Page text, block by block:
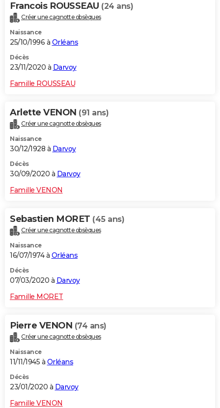
Francois ROUSSEAU (24 ans)
Créer une cagnotte obsèques
Naissance
25/10/1996 à Orléans
Décès
23/11/2020 à Darvoy
Famille ROUSSEAU
Arlette VENON (91 ans)
Créer une cagnotte obsèques
Naissance
30/12/1928 à Darvoy
Décès
30/09/2020 à Darvoy
Famille VENON
Sebastien MORET (45 ans)
Créer une cagnotte obsèques
Naissance
16/07/1974 à Orléans
Décès
07/03/2020 à Darvoy
Famille MORET
Pierre VENON (74 ans)
Créer une cagnotte obsèques
Naissance
11/11/1945 à Orléans
Décès
23/01/2020 à Darvoy
Famille VENON